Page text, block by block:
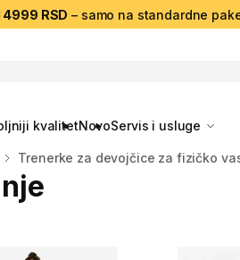
RSD – samo na standardne
kvalitetNovoServis i usluge
Trenerke za devojčice za fizičko